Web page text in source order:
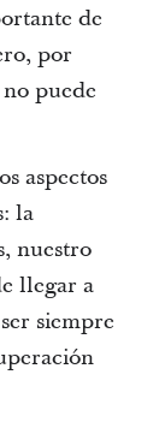
de
por
puede
aspectos
la
nuestro
llegar a
siempre